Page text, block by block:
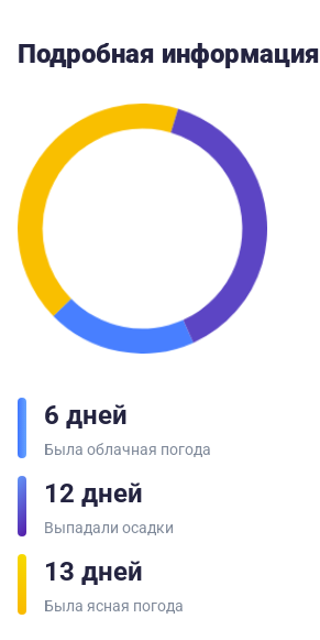
Подробная информация
6 дней
Была облачная погода
12 дней
Выпадали осадки
13 дней
Была ясная погода